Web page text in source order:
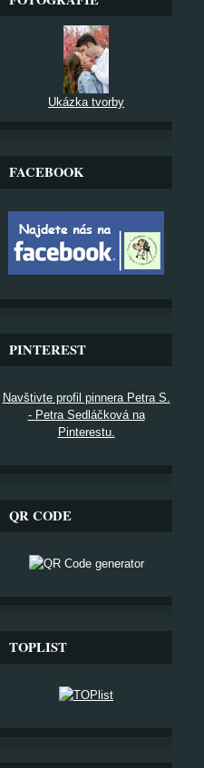
Ukázka tvorby
FACEBOOK
PINTEREST
Navštivte profil pinnera Petra S.
- Petra Sedláčková na
Pinterestu.
QR CODE
TOPLIST